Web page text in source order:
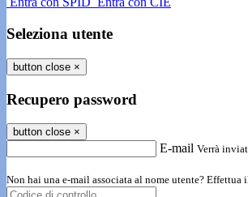
Seleziona utente
button close ×
Recupero password
button close ×
E-mail Verrà
Non hai una e-mail associata al nome utente? Effettua